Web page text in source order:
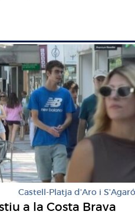
Castell-Platja d'Aro i S'Agaró
a la Costa Brava